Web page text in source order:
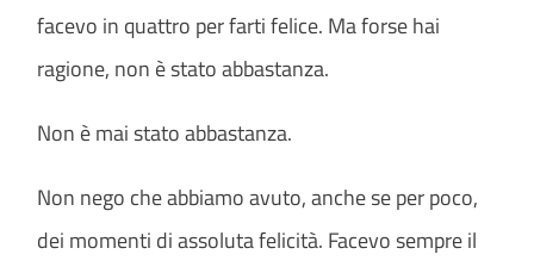
facevo in quattro per farti felice. Ma forse hai
ragione, non è stato abbastanza.
Non è mai stato abbastanza.
Non nego che abbiamo avuto, anche se per poco,
dei momenti di assoluta felicità. Facevo sempre il